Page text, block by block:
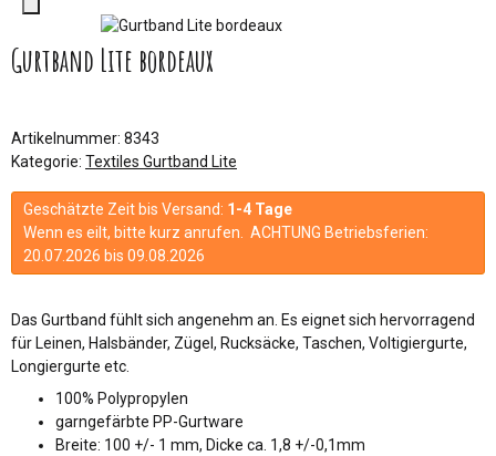
Gurtband Lite bordeaux
Artikelnummer: 8343
Kategorie: Textiles Gurtband Lite
Geschätzte Zeit bis Versand: 1-4 Tage
Wenn es eilt, bitte kurz anrufen. ACHTUNG Betriebsferien:
20.07.2026 bis 09.08.2026
Das Gurtband fühlt sich angenehm an. Es eignet sich hervorragend
für Leinen, Halsbänder, Zügel, Rucksäcke, Taschen, Voltigiergurte,
Longiergurte etc.
100% Polypropylen
garngefärbte PP-Gurtware
Breite: 100 +/- 1 mm, Dicke ca. 1,8 +/-0,1mm